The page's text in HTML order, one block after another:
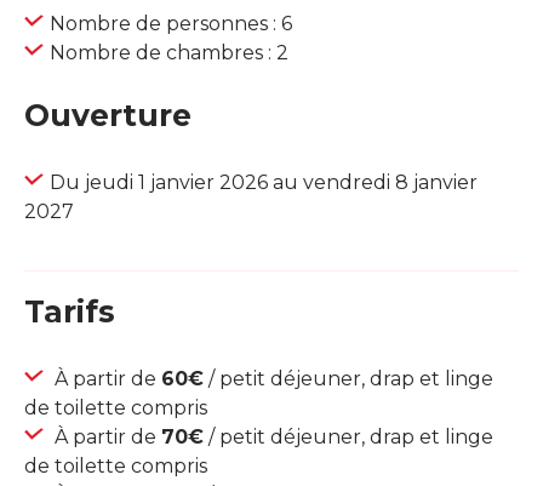
Nombre de personnes : 6
Nombre de chambres : 2
Ouverture
Du jeudi 1 janvier 2026 au vendredi 8 janvier
2027
Tarifs
À partir de 60€ / petit déjeuner, drap et linge
de toilette compris
À partir de 70€ / petit déjeuner, drap et linge
de toilette compris